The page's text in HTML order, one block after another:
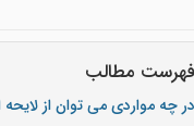
فهرست مطالب
در چه مواردی می توان از لایحه